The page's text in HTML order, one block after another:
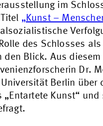
im
„Kunst –
des Schlosses als
den Blick. Aus diesem
Dr.
Berlin über
Kunst“ und